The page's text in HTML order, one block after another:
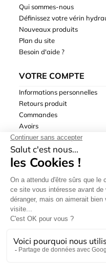
Qui sommes-nous
Définissez votre vérin
Nouveaux produits
Plan du site
Besoin d'aide ?
VOTRE COMPTE
Informations personnelles
Retours produit
Commandes
Avoirs
Adresses
Bons de réduction
de ventes| © Hydrodis